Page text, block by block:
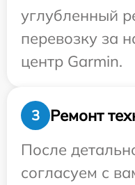
углубленный
перевозку за
центр Garmin.
3
Ремонт
После
согласуем с